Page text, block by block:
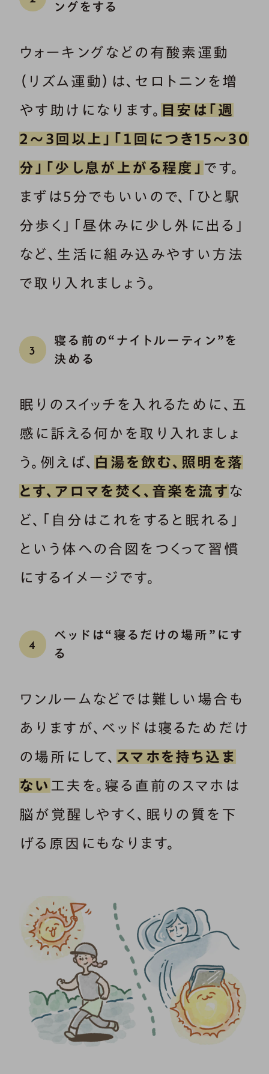
ングをする
ウォーキングなどの有酸素運動
（リズム運動）は、セロトニンを増
やす助けになります。 目安は「週
2〜3回以上」「１回につき15〜30
分」「少し息が上がる程度」 です。
まずは5分でもいいので、「ひと駅
分歩く」「昼休みに少し外に出る」
など、生活に組み込みやすい方法
で取り入れましょう。
3
寝る前の“ナイトルーティン”を
決める
眠りのスイッチを入れるために、五
感に訴える何かを取り入れましょ
う。例えば、 白湯を飲む、照明を落
とす、アロマを焚く、音楽を流す な
ど、「自分はこれをすると眠れる」
という体への合図をつくって習慣
にするイメージです。
4
ベッドは“寝るだけの場所”にす
る
ワンルームなどでは難しい場合も
ありますが、ベッドは寝るためだけ
の場所にして、 スマホを持ち込ま
ない 工夫を。寝る直前のスマホは
脳が覚醒しやすく、眠りの質を下
げる原因にもなります。